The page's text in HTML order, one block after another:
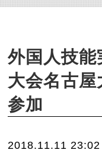
外国人技
大会名古
参加
2018.11.11 23:02